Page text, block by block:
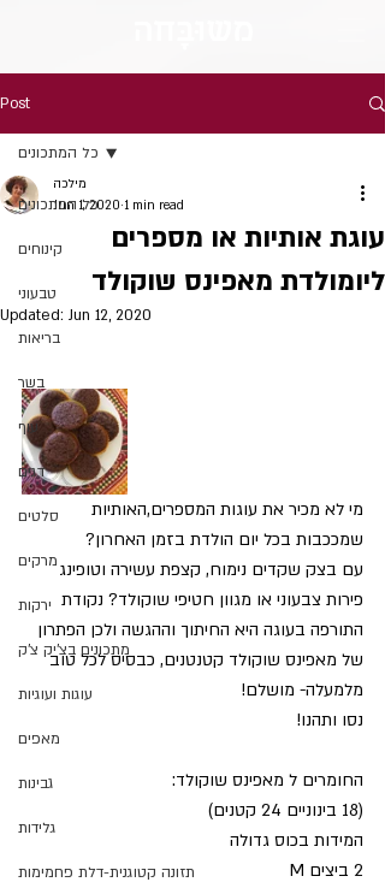
Post
כל המתכונים
קינוחים
טבעוני
בריאות
בשר
עוף
דגים
סלטים
מרקים
ירקות
מתכונים בצ'יק צ'ק
עוגות ועוגיות
מאפים
גבינות
גלידות
תזונה קטוגנית-דלת פחמימות
כל המתכונים
עוגת אותיות או מספרים
ליומולדת מאפינס שוקולד
מילכה
Jun 1, 2020 1 min read
Updated: Jun 12, 2020
מי לא מכיר את עוגות המספרים,האותיות
שמככבות בכל יום הולדת בזמן האחרון?
עם בצק שקדים נימוח, קצפת עשירה וטופינג
פירות צבעוני או מגוון חטיפי שוקולד? נקודת
התורפה בעוגה היא החיתוך וההגשה ולכן הפתרון
של מאפינס שוקולד קטנטנים, כבסיס לכל טוב
מלמעלה- מושלם!
נסו ותהנו!
החומרים ל מאפינס שוקולד:
(18 בינוניים 24 קטנים)
המידות בכוס גדולה
2 ביצים M